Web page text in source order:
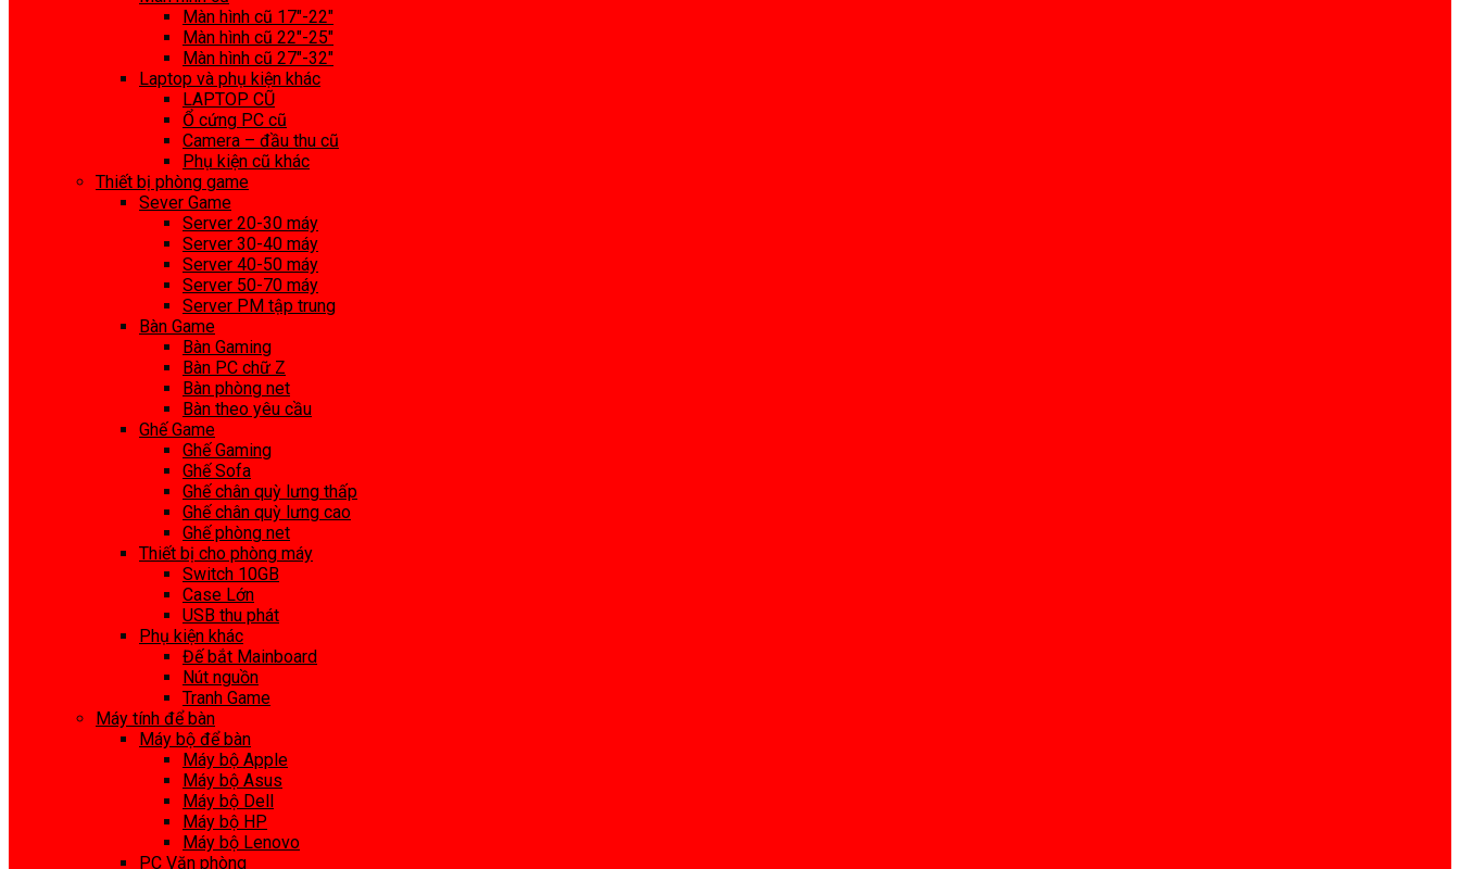
Màn hình cũ 17″-22″
Màn hình cũ 22″-25″
Màn hình cũ 27″-32″
Laptop và phụ kiện khác
LAPTOP CŨ
Ổ cứng PC cũ
Camera – đầu thu cũ
Phụ kiện cũ khác
Thiết bị phòng game
Sever Game
Server 20-30 máy
Server 30-40 máy
Server 40-50 máy
Server 50-70 máy
Server PM tập trung
Bàn Game
Bàn Gaming
Bàn PC chữ Z
Bàn phòng net
Bàn theo yêu cầu
Ghế Game
Ghế Gaming
Ghế Sofa
Ghế chân quỳ lưng thấp
Ghế chân quỳ lưng cao
Ghế phòng net
Thiết bị cho phòng máy
Switch 10GB
Case Lớn
USB thu phát
Phụ kiện khác
Đế bắt Mainboard
Nút nguồn
Tranh Game
Máy tính để bàn
Máy bộ để bàn
Máy bộ Apple
Máy bộ Asus
Máy bộ Dell
Máy bộ HP
Máy bộ Lenovo
PC Văn phòng